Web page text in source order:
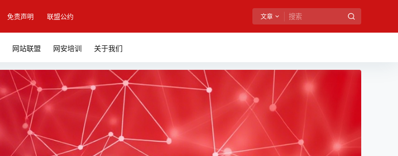
免责声明 联盟公约 文章
网站联盟 网安培训 关于我们